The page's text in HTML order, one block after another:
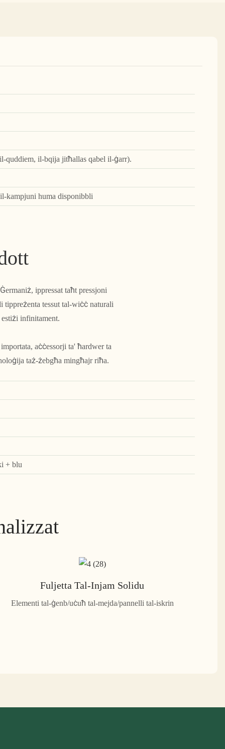
quddiem, il-bqija jitħallas qabel il-ġarr).
kampjuni huma disponibbli
ippressat taħt pressjoni
tessut tal-wiċċ naturali
infinitament.
aċċessorji ta' ħardwer ta
taż-żebgħa mingħajr riħa.
+ blu
Fuljetta Tal-Injam Solidu
Elementi tal-ġenb/uċuħ tal-mejda/pannelli tal-iskrin